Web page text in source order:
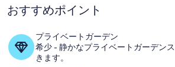
写
ギ
おすすめポイント
プライベートガーデン
希少 - 静かなプライベートガーデン
きます。